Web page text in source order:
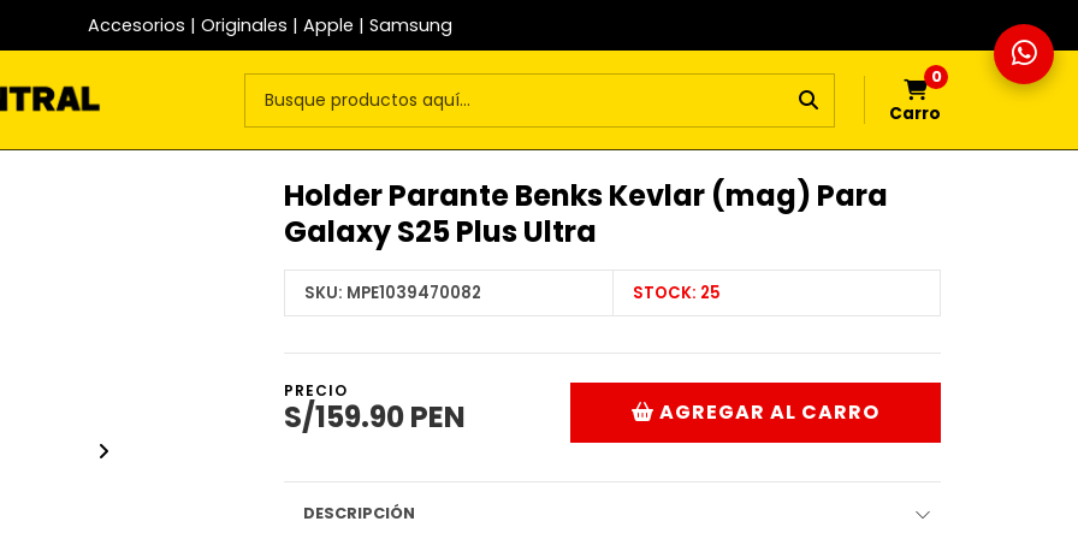
Accesorios | Originales | Apple | Samsung
0
Carro
Holder Parante Benks Kevlar (mag) Para
Galaxy S25 Plus Ultra
SKU: MPE1039470082 STOCK: 25
PRECIO
S/159.90 PEN AGREGAR AL CARRO
DESCRIPCIÓN